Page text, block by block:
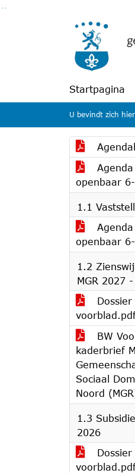
Startpagina
U bevindt zich
openbaar
1.1
openbaar
1.2
MGR 2027
BW
kaderbrief
Sociaal
Noord
1.3
2026
Dossier